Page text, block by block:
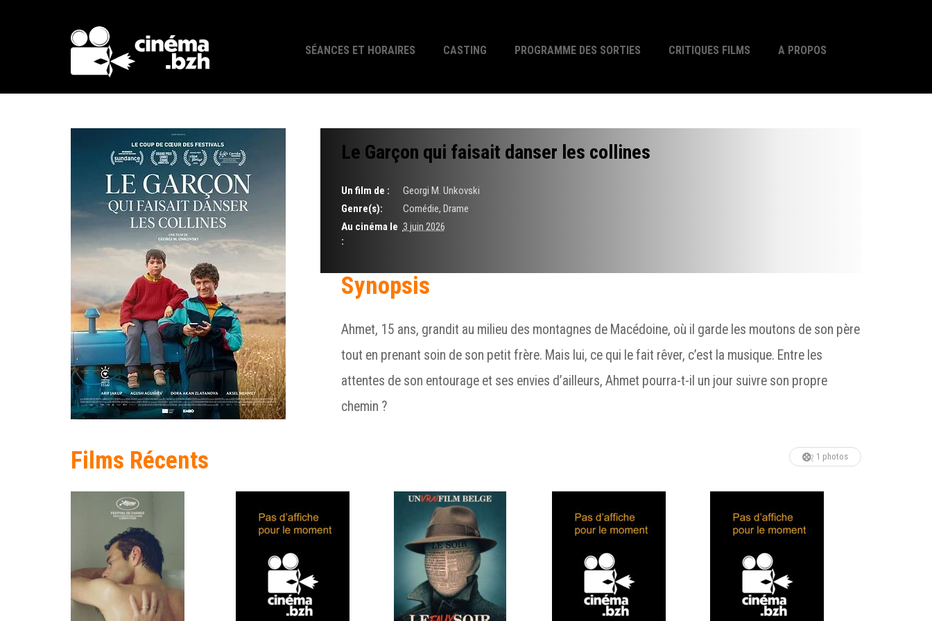
SÉANCES ET HORAIRES CASTING PROGRAMME DES SORTIES CRITIQUES FILMS A PROPOS
Le Garçon qui faisait danser les collines
Un film de :
Georgi M. Unkovski
Genre(s):
Comédie, Drame
Au cinéma le
:
3 juin 2026
Synopsis
Ahmet, 15 ans, grandit au milieu des montagnes de Macédoine, où il garde les moutons de son père
tout en prenant soin de son petit frère. Mais lui, ce qui le fait rêver, c’est la musique. Entre les
attentes de son entourage et ses envies d’ailleurs, Ahmet pourra-t-il un jour suivre son propre
chemin ?
1 photos
Films Récents